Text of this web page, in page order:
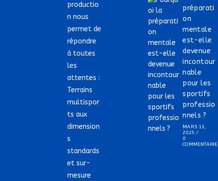
productio
n nous
permet de
répondre
à toutes
les
attentes :
Terrains
multispor
ts aux
dimension
s
standards
et sur-
mesure
préparati
on
mentale
est-elle
devenue
incontour
nable
pour les
sportifs
professio
nnels ?
MARS 13,
2025 /
0
COMMENTAIRE